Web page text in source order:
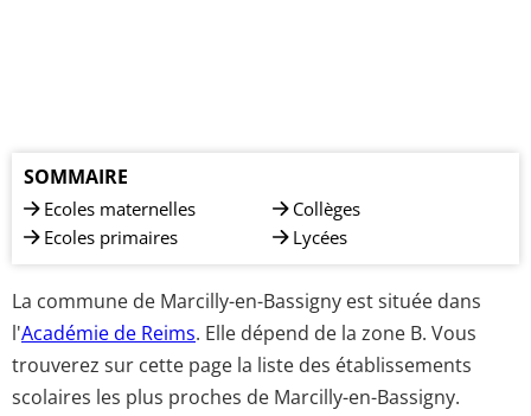
SOMMAIRE
Ecoles maternelles
Ecoles primaires
Collèges
Lycées
La commune de Marcilly-en-Bassigny est située dans
l'Académie de Reims. Elle dépend de la zone B. Vous
trouverez sur cette page la liste des établissements
scolaires les plus proches de Marcilly-en-Bassigny.